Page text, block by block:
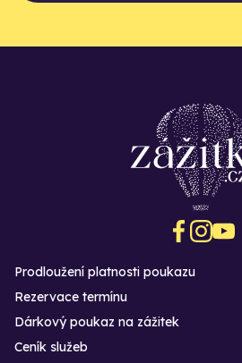
Prodloužení platnosti poukazu
Rezervace termínu
Dárkový poukaz na zážitek
Ceník služeb